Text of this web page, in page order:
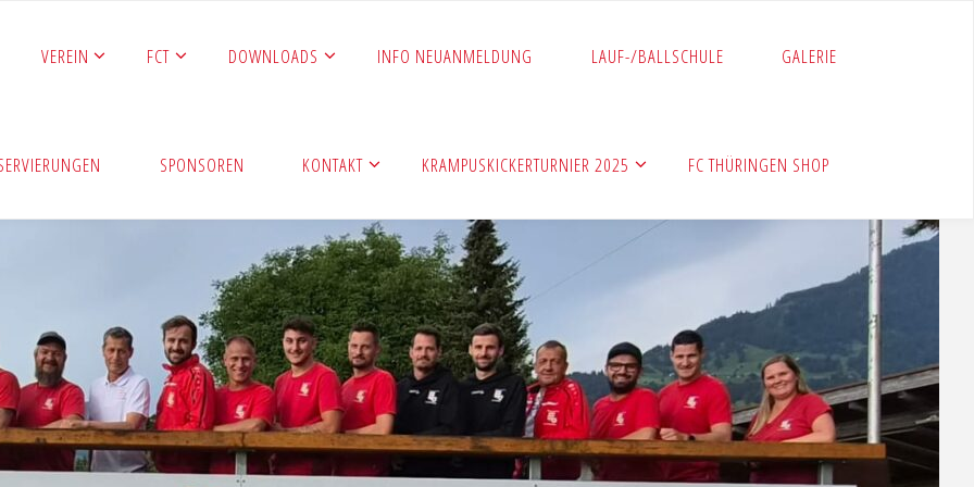
VEREIN FCT DOWNLOADS INFO NEUANMELDUNG LAUF-/BALLSCHULE GALERIE
SPONSOREN KONTAKT KRAMPUSKICKERTURNIER 2025 FC THÜRINGEN SHOP